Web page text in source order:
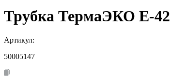
Трубка ТермаЭКО Е-42
Артикул:
50005147